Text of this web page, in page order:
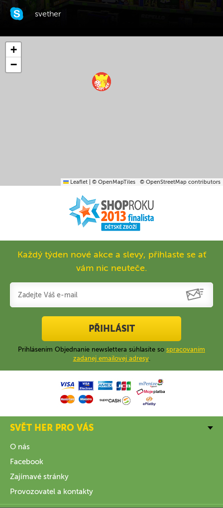
svether
+
−
Leaflet © OpenMapTiles © OpenStreetMap contributors
Každý týden nové akce a slevy, přihlaste se ať
vám nic neuteče.
PŘIHLÁSIT
Prihlásením Objednanie newslettera súhlasíte so spracovaním
zadanej emailovej adresy.
SVĚT HER PRO VÁS
O nás
Facebook
Zajímavé stránky
Provozovatel a kontakty